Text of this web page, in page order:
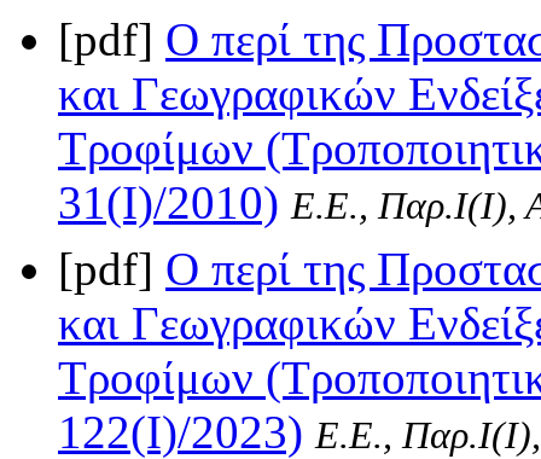
[pdf] Ο περί της
και Γεωγραφικών
Τροφίμων
31(I)/2010) Ε.Ε., Παρ.Ι(I),
[pdf] Ο περί της
και Γεωγραφικών
Τροφίμων
122(I)/2023) Ε.Ε.,